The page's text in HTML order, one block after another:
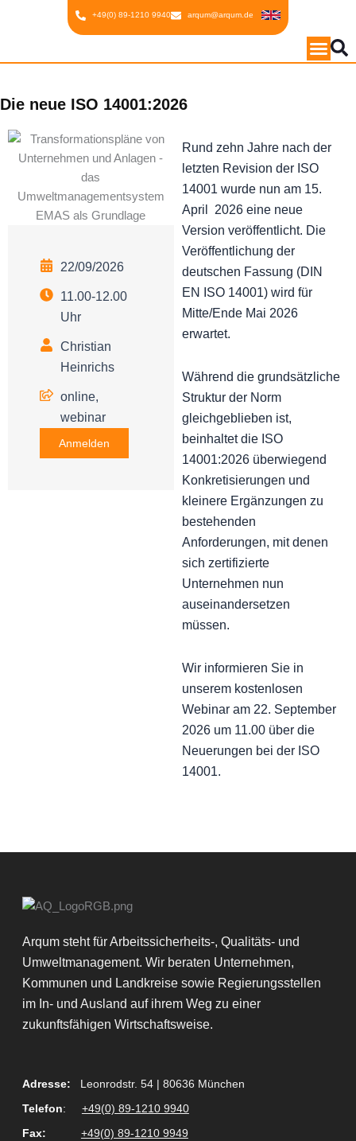
+49(0) 89-1210 9940 arqum@arqum.de
Die neue ISO 14001:2026
22/09/2026
11.00-12.00
Uhr
Christian
Heinrichs
online,
webinar
Anmelden
Rund zehn Jahre nach der
letzten Revision der ISO
14001 wurde nun am 15.
April 2026 eine neue
Version veröffentlicht. Die
Veröffentlichung der
deutschen Fassung (DIN
EN ISO 14001) wird für
Mitte/Ende Mai 2026
erwartet.
Während die grundsätzliche
Struktur der Norm
gleichgeblieben ist,
beinhaltet die ISO
14001:2026 überwiegend
Konkretisierungen und
kleinere Ergänzungen zu
bestehenden
Anforderungen, mit denen
sich zertifizierte
Unternehmen nun
auseinandersetzen
müssen.
Wir informieren Sie in
unserem kostenlosen
Webinar am 22. September
2026 um 11.00 über die
Neuerungen bei der ISO
14001.
Arqum steht für Arbeitssicherheits-, Qualitäts- und
Umweltmanagement. Wir beraten Unternehmen,
Kommunen und Landkreise sowie Regierungsstellen
im In- und Ausland auf ihrem Weg zu einer
zukunftsfähigen Wirtschaftsweise.
Adresse:
Leonrodstr. 54 | 80636 München
Telefon:
+49(0) 89-1210 9940
Fax:
+49(0) 89-1210 9949